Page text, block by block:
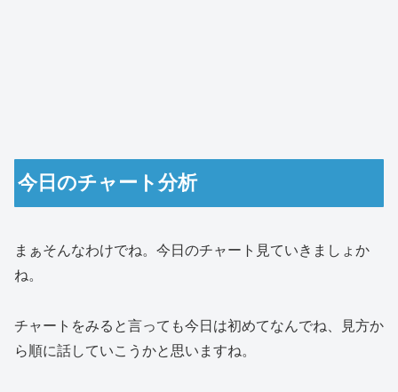
今日のチャート分析
まぁそんなわけでね。今日のチャート見ていきましょか
ね。
チャートをみると言っても今日は初めてなんでね、見方か
ら順に話していこうかと思いますね。